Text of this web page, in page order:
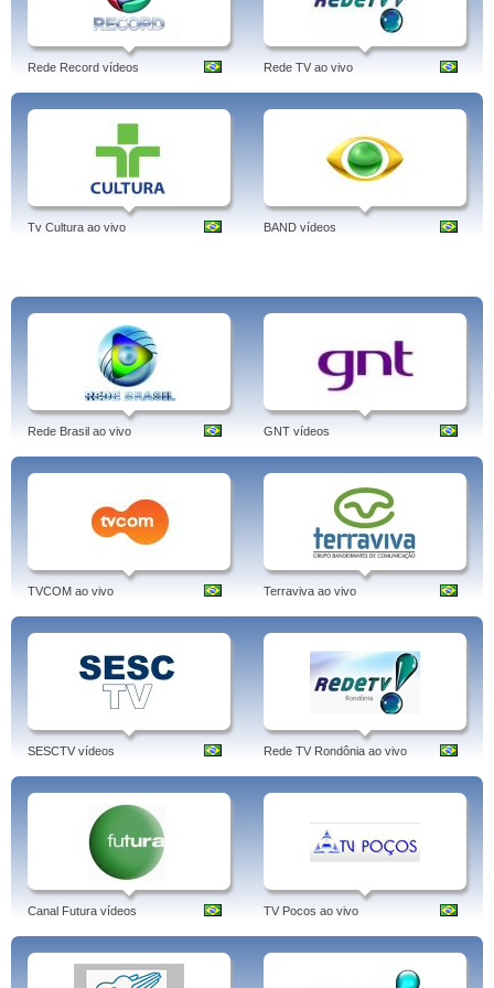
Programas: Arte 1 In Concert, Arte 1 Apresenta, Cine Clube Arte 1 Clássicos,
Cine Clube Arte 1, Arte 1 Documenta, Bio Arte 1, Conexão Arte 1, Arte 1 Em
arte 1, brasil, português.
Rede Record vídeos Rede TV ao vivo
Tv Cultura ao vivo BAND vídeos
Rede Brasil ao vivo GNT vídeos
TVCOM ao vivo Terraviva ao vivo
SESCTV vídeos Rede TV Rondônia ao vivo
Canal Futura vídeos TV Pocos ao vivo